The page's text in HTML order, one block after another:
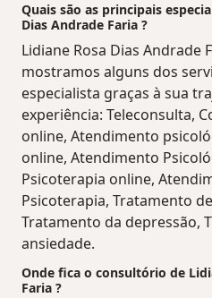
Quais são as principais
Dias Andrade Faria ?
Lidiane Rosa Dias Andrade
mostramos alguns dos
especialista graças à sua
experiência: Teleconsulta,
online, Atendimento
online, Atendimento
Psicoterapia online,
Psicoterapia, Tratamento
Tratamento da depressão,
ansiedade.
Onde fica o consultório de
Faria ?